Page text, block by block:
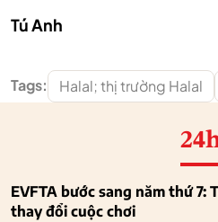
Tú Anh
Tags: Halal; thị trường Halal
EVFTA bước sang năm thứ 7:
thay đổi cuộc chơi